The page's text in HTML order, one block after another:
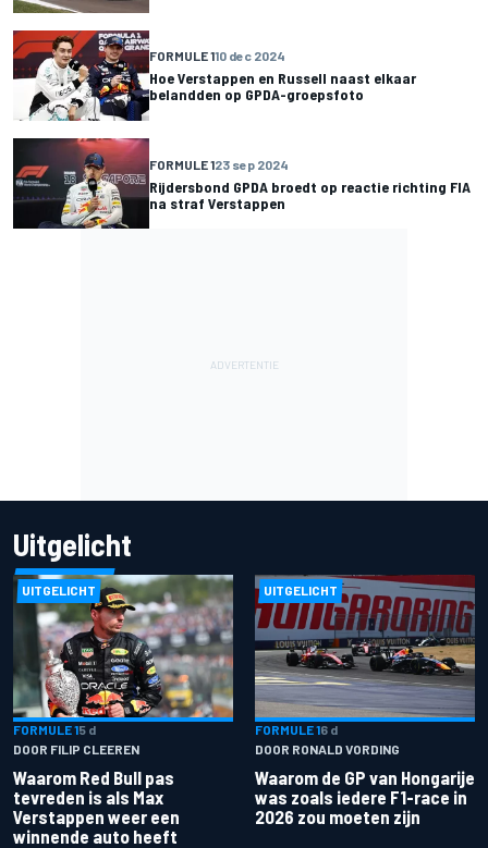
FORMULE 110 dec 2024
Hoe Verstappen en Russell naast elkaar
belandden op GPDA-groepsfoto
FORMULE 123 sep 2024
Rijdersbond GPDA broedt op reactie richting FIA
na straf Verstappen
Uitgelicht
UITGELICHT
FORMULE 15 d
DOOR FILIP CLEEREN
Waarom Red Bull pas
tevreden is als Max
Verstappen weer een
winnende auto heeft
UITGELICHT
FORMULE 16 d
DOOR RONALD VORDING
Waarom de GP van Hongarije
was zoals iedere F1-race in
2026 zou moeten zijn